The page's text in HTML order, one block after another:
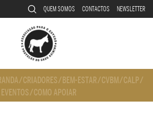
QUEM SOMOS CONTACTOS NEWSLETTER
/CRIADORES/ BEM-ESTAR/CVBM/CALP/
EVENTOS/COMO APOIAR